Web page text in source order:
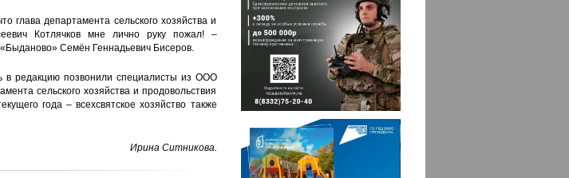
глава департамента сельского хозяйства и
Котлячков мне лично руку пожал! –
Семён Геннадьевич Бисеров.
в редакцию позвонили специалисты из ООО
сельского хозяйства и продовольствия
года – всехсвятское хозяйство также
Ирина Ситникова.